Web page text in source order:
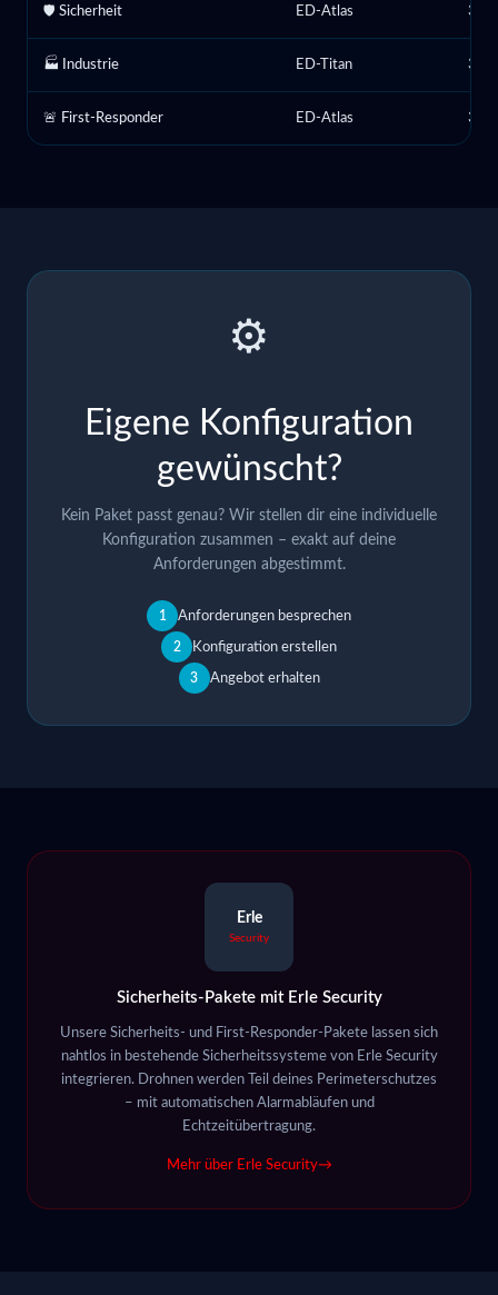
🛡️ Sicherheit ED-Atlas 3
🏭 Industrie ED-Titan 3
🚨 First-Responder ED-Atlas 3
⚙️
Eigene Konfiguration
gewünscht?
Kein Paket passt genau? Wir stellen dir eine individuelle
Konfiguration zusammen – exakt auf deine
Anforderungen abgestimmt.
1 Anforderungen besprechen
2 Konfiguration erstellen
3 Angebot erhalten
Erle
Security
Sicherheits-Pakete mit Erle Security
Unsere Sicherheits- und First-Responder-Pakete lassen sich
nahtlos in bestehende Sicherheitssysteme von Erle Security
integrieren. Drohnen werden Teil deines Perimeterschutzes
– mit automatischen Alarmabläufen und
Echtzeitübertragung.
Mehr über Erle Security→